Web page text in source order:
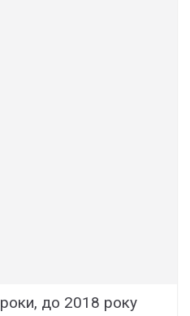
до 2018 року